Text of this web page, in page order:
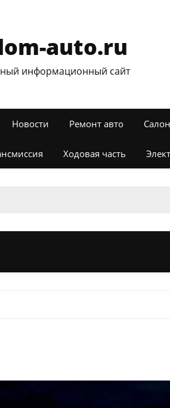
auto.ru
информационный сайт
Новости Ремонт авто
Ходовая часть